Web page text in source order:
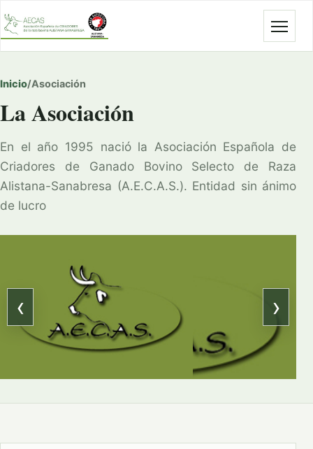
Abrir
Inicio/Asociación
La Asociación
En el año 1995 nació la Asociación Española de
Criadores de Ganado Bovino Selecto de Raza
Alistana-Sanabresa (A.E.C.A.S.). Entidad sin ánimo
de lucro
‹ ›